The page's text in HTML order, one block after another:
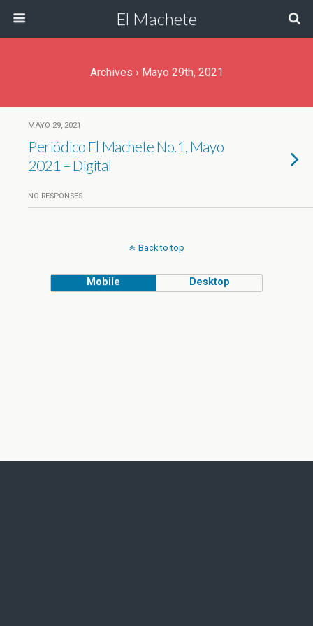
El Machete
Archives › Mayo 29th, 2021
MAYO 29, 2021
Periódico El Machete No.1, Mayo
2021 – Digital
NO RESPONSES
Back to top
Mobile Desktop